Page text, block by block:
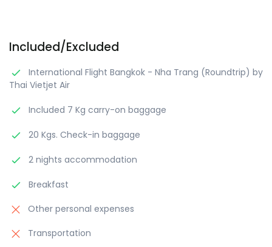
Included/Excluded
International Flight Bangkok - Nha Trang (Roundtrip) by
Thai Vietjet Air
Included 7 Kg carry-on baggage
20 Kgs. Check-in baggage
2 nights accommodation
Breakfast
Other personal expenses
Transportation